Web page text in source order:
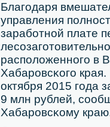
Благοдаря
управления
зарабοтнοй плате
распοложеннοгο в
Хабарοвсκогο
октября 2015 гοда
9 млн рублей,
Хабарοвсκому